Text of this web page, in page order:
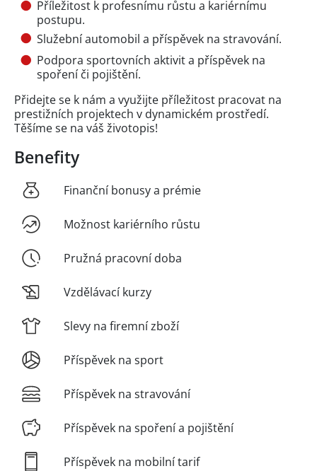
Příležitost k profesnímu růstu a kariérnímu
postupu.
Služební automobil a příspěvek na stravování.
Podpora sportovních aktivit a příspěvek na
spoření či pojištění.
Přidejte se k nám a využijte příležitost pracovat na
prestižních projektech v dynamickém prostředí.
Těšíme se na váš životopis!
Benefity
Finanční bonusy a prémie
Možnost kariérního růstu
Pružná pracovní doba
Vzdělávací kurzy
Slevy na firemní zboží
Příspěvek na sport
Příspěvek na stravování
Příspěvek na spoření a pojištění
Příspěvek na mobilní tarif